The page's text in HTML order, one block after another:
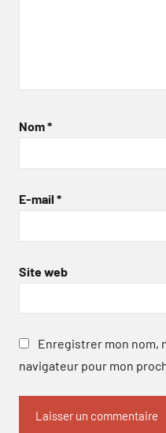
Nom*
E-mail *
Site web
Enregistrer mon nom,
navigateur pour mon